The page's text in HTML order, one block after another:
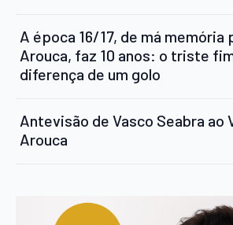
A época 16/17, de má memória
Arouca, faz 10 anos: o triste
diferença de um golo
Antevisão de Vasco Seabra ao
Arouca